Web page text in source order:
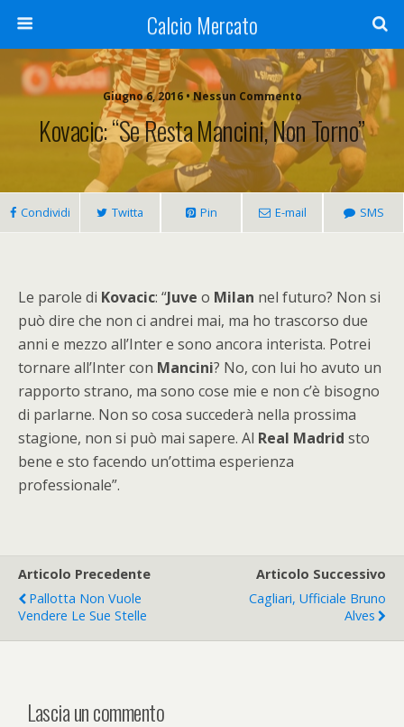
Calcio Mercato
Giugno 6, 2016 • Nessun Commento
Kovacic: “Se Resta Mancini, Non Torno”
Condividi Twitta Pin E-mail SMS
Le parole di Kovacic: “Juve o Milan nel futuro? Non si
può dire che non ci andrei mai, ma ho trascorso due
anni e mezzo all’Inter e sono ancora interista. Potrei
tornare all’Inter con Mancini? No, con lui ho avuto un
rapporto strano, ma sono cose mie e non c’è bisogno
di parlarne. Non so cosa succederà nella prossima
stagione, non si può mai sapere. Al Real Madrid sto
bene e sto facendo un’ottima esperienza
professionale”.
Articolo Precedente
Pallotta Non Vuole
Vendere Le Sue Stelle
Articolo Successivo
Cagliari, Ufficiale Bruno
Alves
Lascia un commento